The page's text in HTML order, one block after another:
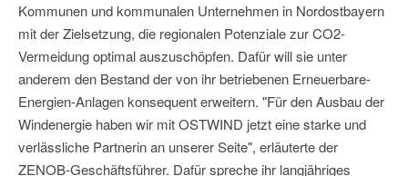
Kommunen und kommunalen Unternehmen in Nordostbayern
mit der Zielsetzung, die regionalen Potenziale zur CO2-
Vermeidung optimal auszuschöpfen. Dafür will sie unter
anderem den Bestand der von ihr betriebenen Erneuerbare-
Energien-Anlagen konsequent erweitern. "Für den Ausbau der
Windenergie haben wir mit OSTWIND jetzt eine starke und
verlässliche Partnerin an unserer Seite", erläuterte der
ZENOB-Geschäftsführer. Dafür spreche ihr langjähriges